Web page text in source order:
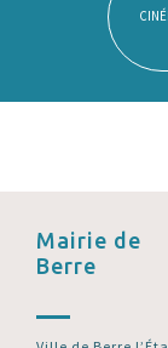
Mairie de
Berre